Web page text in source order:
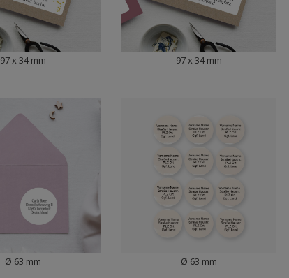
97 x 34 mm 97 x 34 mm
Ø 63 mm Ø 63 mm